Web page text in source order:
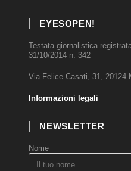
EYESOPEN!
Testata giornalistica
31/10/2014 n. 342
Via Felice Casati, 31, 20124
Informazioni legali
NEWSLETTER
Nome